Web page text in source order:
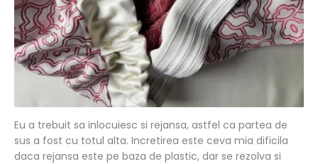
Eu a trebuit sa inlocuiesc si rejansa, astfel ca partea de
sus a fost cu totul alta. Incretirea este ceva mia dificila
daca rejansa este pe baza de plastic, dar se rezolva si